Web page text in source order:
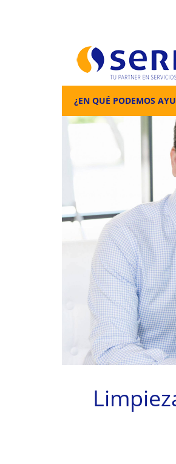
¿EN QUÉ PODEMOS